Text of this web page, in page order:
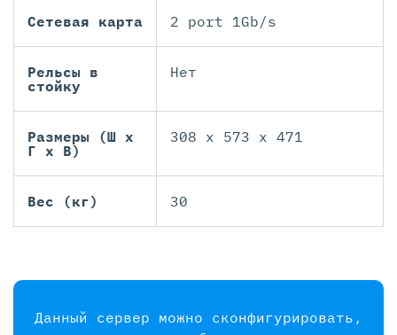
Сетевая карта 2 port 1Gb/s
Рельсы в
стойку
Нет
Размеры (Ш х
Г х В)
308 x 573 x 471
Вес (кг) 30
Данный сервер можно сконфигурировать,